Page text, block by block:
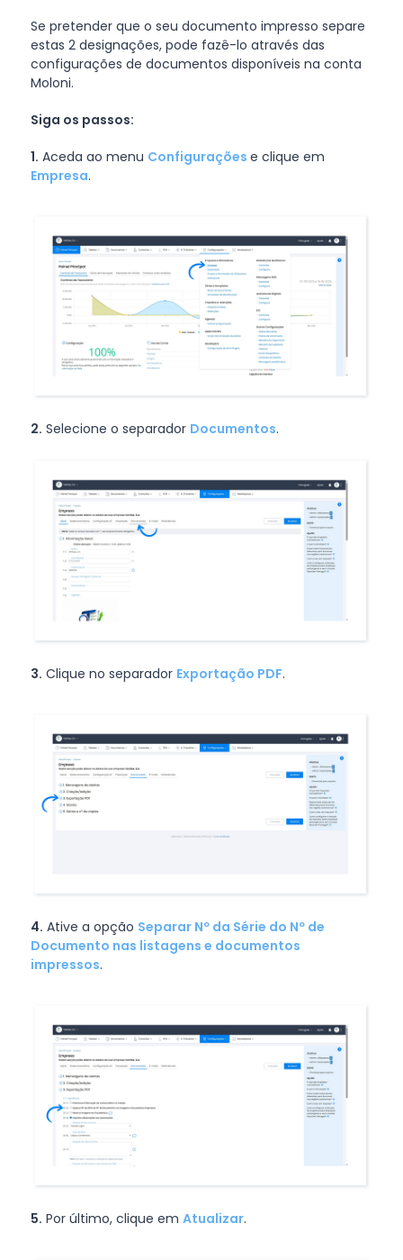
Se pretender que o seu documento impresso separe
estas 2 designações, pode fazê-lo através das
configurações de documentos disponíveis na conta
Moloni.
Siga os passos:
1. Aceda ao menu Configurações e clique em
Empresa.
2. Selecione o separador Documentos.
3. Clique no separador Exportação PDF.
4. Ative a opção Separar Nº da Série do Nº de
Documento nas listagens e documentos
impressos.
5. Por último, clique em Atualizar.